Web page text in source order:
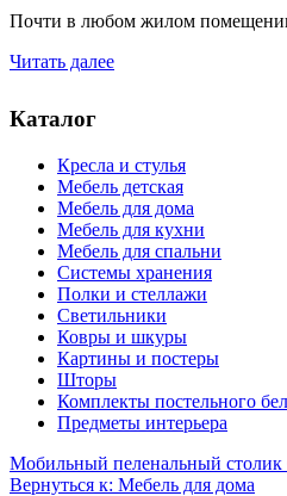
Почти в любом жилом
Читать далее
Каталог
Кресла и стулья
Мебель детская
Мебель для дома
Мебель для кухни
Мебель для спальни
Системы хранения
Полки и стеллажи
Светильники
Ковры и шкуры
Картины и постеры
Шторы
Комплекты постельного
Предметы интерьера
Мобильный пеленальный столик
Вернуться к: Мебель для дома